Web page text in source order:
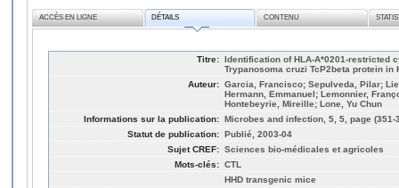
ACCÈS EN LIGNE DÉTAILS CONTENU
Titre: Identification of HLA-A*0201-restricted
Trypanosoma cruzi TcP2beta protein
Auteur: Garcia, Francisco; Sepulveda, Pilar;
Hermann, Emmanuel; Lemonnier,
Hontebeyrie, Mireille; Lone, Yu Chun
Informations sur la publication: Microbes and infection, 5, 5, page (351-
Statut de publication: Publié, 2003-04
Sujet CREF: Sciences bio-médicales et agricoles
Mots-clés: CTL
HHD transgenic mice